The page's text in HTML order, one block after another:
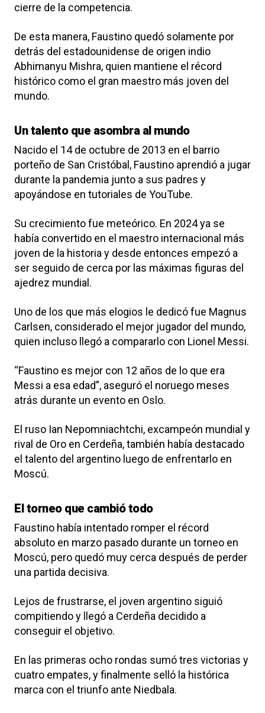
cierre de la competencia.
De esta manera, Faustino quedó solamente por
detrás del estadounidense de origen indio
Abhimanyu Mishra, quien mantiene el récord
histórico como el gran maestro más joven del
mundo.
Un talento que asombra al mundo
Nacido el 14 de octubre de 2013 en el barrio
porteño de San Cristóbal, Faustino aprendió a jugar
durante la pandemia junto a sus padres y
apoyándose en tutoriales de YouTube.
Su crecimiento fue meteórico. En 2024 ya se
había convertido en el maestro internacional más
joven de la historia y desde entonces empezó a
ser seguido de cerca por las máximas figuras del
ajedrez mundial.
Uno de los que más elogios le dedicó fue Magnus
Carlsen, considerado el mejor jugador del mundo,
quien incluso llegó a compararlo con Lionel Messi.
“Faustino es mejor con 12 años de lo que era
Messi a esa edad”, aseguró el noruego meses
atrás durante un evento en Oslo.
El ruso Ian Nepomniachtchi, excampeón mundial y
rival de Oro en Cerdeña, también había destacado
el talento del argentino luego de enfrentarlo en
Moscú.
El torneo que cambió todo
Faustino había intentado romper el récord
absoluto en marzo pasado durante un torneo en
Moscú, pero quedó muy cerca después de perder
una partida decisiva.
Lejos de frustrarse, el joven argentino siguió
compitiendo y llegó a Cerdeña decidido a
conseguir el objetivo.
En las primeras ocho rondas sumó tres victorias y
cuatro empates, y finalmente selló la histórica
marca con el triunfo ante Niedbala.